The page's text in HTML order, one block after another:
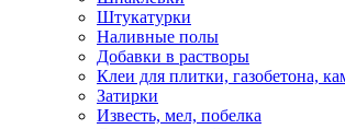
Штукатурки
Наливные полы
Добавки в растворы
Клеи для плитки, газобетона,
Затирки
Известь, мел, побелка